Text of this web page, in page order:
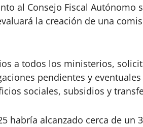
al Consejo Fiscal Autónomo
la creación de una
a todos los ministerios,
pendientes y
sociales, subsidios y
habría alcanzado cerca de un